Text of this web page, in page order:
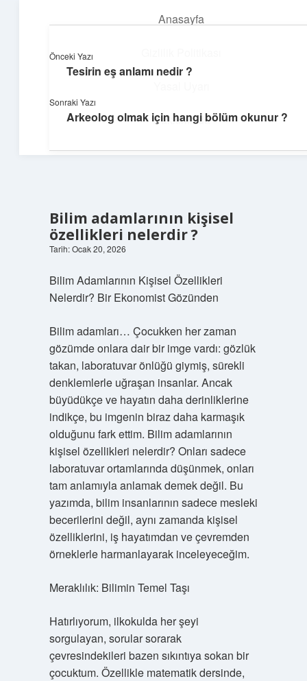
Anasayfa
Hakkımızda
Teknoloji ve Aşk
Dijital dünyada keyifli bir macera!
Bilim adamlarının kişisel
özellikleri nelerdir ?
Tarih: Ocak 20, 2026
Bilim Adamlarının Kişisel Özellikleri
Nelerdir? Bir Ekonomist Gözünden
Bilim adamları… Çocukken her zaman
gözümde onlara dair bir imge vardı: gözlük
takan, laboratuvar önlüğü giymiş, sürekli
denklemlerle uğraşan insanlar. Ancak
büyüdükçe ve hayatın daha derinliklerine
indikçe, bu imgenin biraz daha karmaşık
olduğunu fark ettim. Bilim adamlarının
kişisel özellikleri nelerdir? Onları sadece
laboratuvar ortamlarında düşünmek, onları
tam anlamıyla anlamak demek değil. Bu
yazımda, bilim insanlarının sadece mesleki
becerilerini değil, aynı zamanda kişisel
özelliklerini, iş hayatımdan ve çevremden
örneklerle harmanlayarak inceleyeceğim.
Meraklılık: Bilimin Temel Taşı
Hatırlıyorum, ilkokulda her şeyi
sorgulayan, sorular sorarak
çevresindekileri bazen sıkıntıya sokan bir
çocuktum. Özellikle matematik dersinde,
Önceki Yazı
Tesirin eş anlamı nedir ?
Sonraki Yazı
Arkeolog olmak için hangi bölüm okunur ?